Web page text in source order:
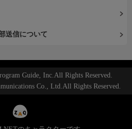
送信について
Guide, Inc.All Rights Reserved.
Co., Ltd.All Rights Reserved.